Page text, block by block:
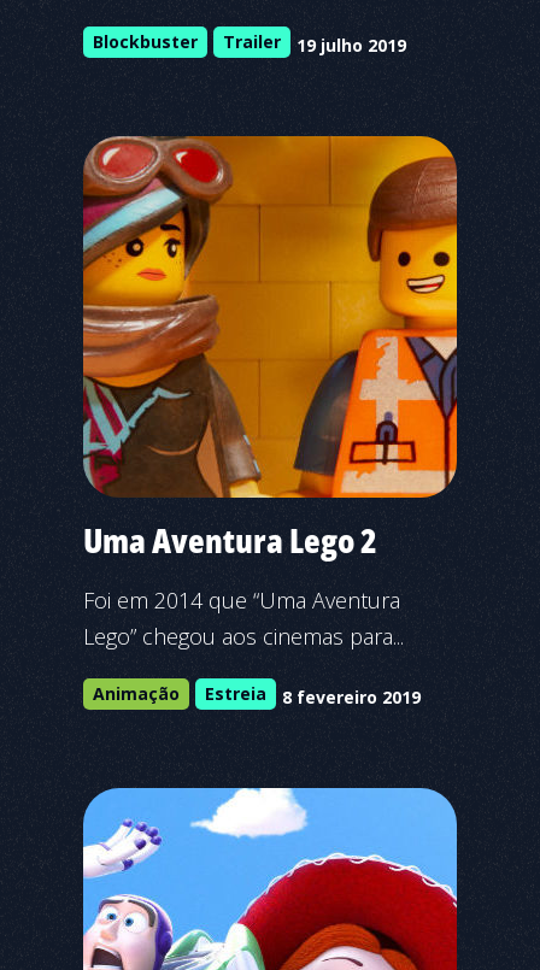
Blockbuster Trailer 19 julho 2019
Uma Aventura Lego 2
Foi em 2014 que “Uma Aventura
Lego” chegou aos cinemas para...
Animação Estreia 8 fevereiro 2019